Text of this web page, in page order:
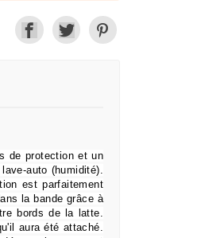
de protection et un
auto (humidité).
est parfaitement
la bande grâce à
bords de la latte.
aura été attaché.